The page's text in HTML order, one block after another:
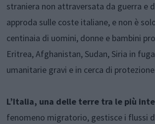
straniera non attraversata da guerra e
approda sulle coste italiane, e non è
centinaia di uomini, donne e bambini
Eritrea, Afghanistan, Sudan, Siria in
umanitarie gravi e in cerca di
L’Italia, una delle terre tra le più
fenomeno migratorio, gestisce i flussi